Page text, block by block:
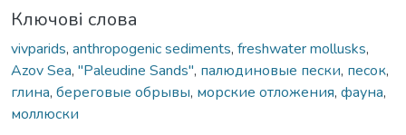
Ключові слова
vivparids, anthropogenic sediments, freshwater mollusks,
Azov Sea, "Paleudine Sands", палюдиновые пески, песок,
глина, береговые обрывы, морские отложения, фауна,
моллюски